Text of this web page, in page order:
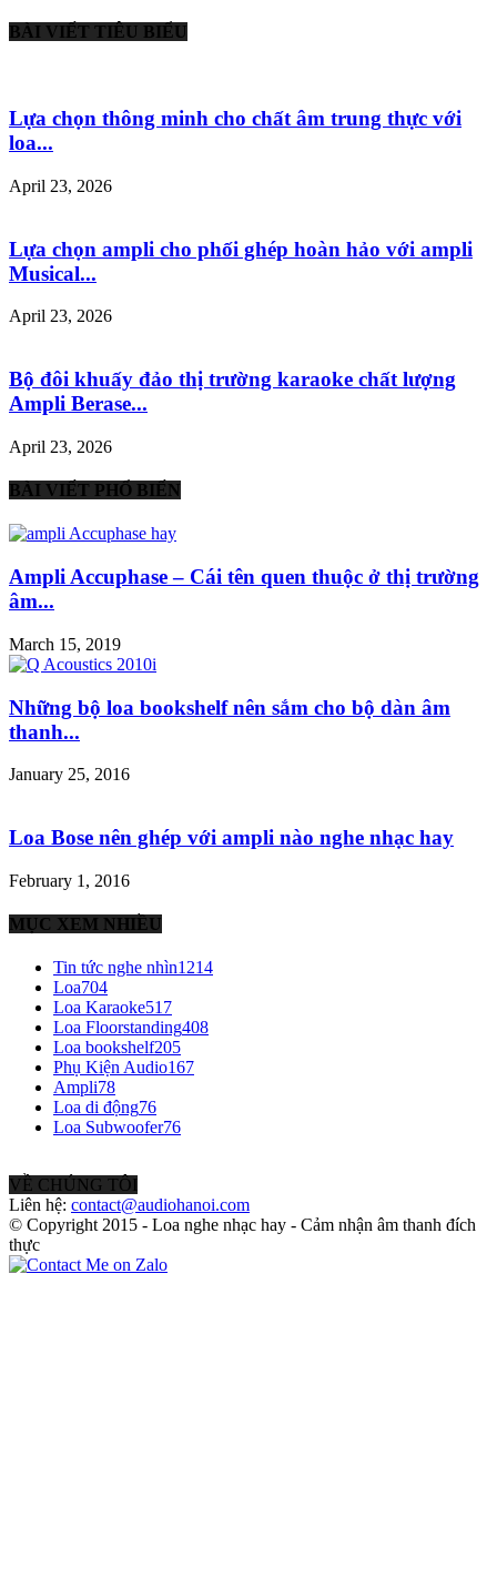
BÀI VIẾT TIÊU BIỂU
Lựa chọn thông minh cho chất âm trung thực với
loa...
April 23, 2026
Lựa chọn ampli cho phối ghép hoàn hảo với ampli
Musical...
April 23, 2026
Bộ đôi khuấy đảo thị trường karaoke chất lượng
Ampli Berase...
April 23, 2026
BÀI VIẾT PHỔ BIẾN
Ampli Accuphase – Cái tên quen thuộc ở thị trường
âm...
March 15, 2019
Những bộ loa bookshelf nên sắm cho bộ dàn âm
thanh...
January 25, 2016
Loa Bose nên ghép với ampli nào nghe nhạc hay
February 1, 2016
MỤC XEM NHIỀU
Tin tức nghe nhìn1214
Loa704
Loa Karaoke517
Loa Floorstanding408
Loa bookshelf205
Phụ Kiện Audio167
Ampli78
Loa di động76
Loa Subwoofer76
VỀ CHÚNG TÔI
Liên hệ: contact@audiohanoi.com
© Copyright 2015 - Loa nghe nhạc hay - Cảm nhận âm thanh đích
thực